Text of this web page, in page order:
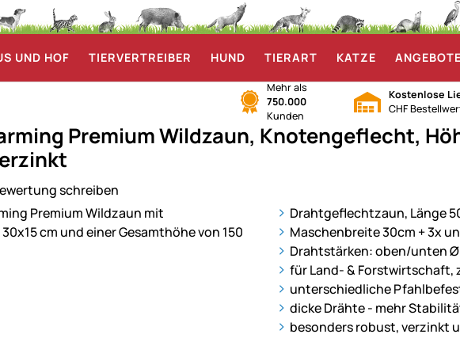
UND HOF TIERVERTREIBER HUND TIERART KATZE ANGEBOTE
Mehr als
750.000
Kunden
Kostenlose
CHF
Premium Wildzaun, Knotengeflecht,
schreiben
Drahtgeflechtzaun, Länge
Maschenbreite 30cm + 3x
Drahtstärken: oben/unten Ø
für Land- & Forstwirtschaft,
unterschiedliche
dicke Drähte - mehr
besonders robust, verzinkt